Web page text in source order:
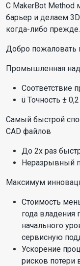
С MakerBot Method
барьер и делаем
когда-либо прежде.
Добро пожаловать
Промышленная
Соответствие
ü Точность ±
Самый быстрой
CAD файлов
До 2х раз
Неразрывный
Максимум
Стоимость
года
начального
сервисную
Ускорение
рисков потери